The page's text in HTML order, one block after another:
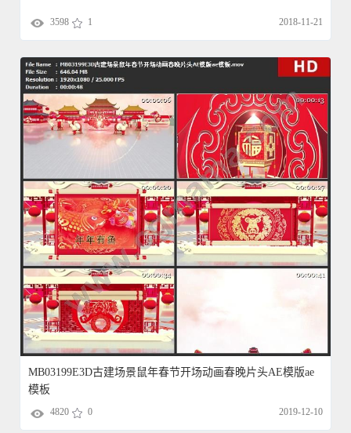
3598 1 2018-11-21
MB03199E3D古建场景鼠年春节开场动画春晚片头AE模版ae
模板
4820 0 2019-12-10